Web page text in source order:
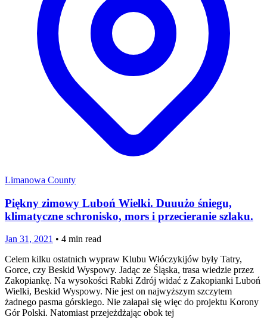
Limanowa County
Piękny zimowy Luboń Wielki. Duuużo śniegu,
klimatyczne schronisko, mors i przecieranie szlaku.
Jan 31, 2021 • 4 min read
Celem kilku ostatnich wypraw Klubu Włóczykijów były Tatry,
Gorce, czy Beskid Wyspowy. Jadąc ze Śląska, trasa wiedzie przez
Zakopiankę. Na wysokości Rabki Zdrój widać z Zakopianki Luboń
Wielki, Beskid Wyspowy. Nie jest on najwyższym szczytem
żadnego pasma górskiego. Nie załapał się więc do projektu Korony
Gór Polski. Natomiast przejeżdżając obok tej